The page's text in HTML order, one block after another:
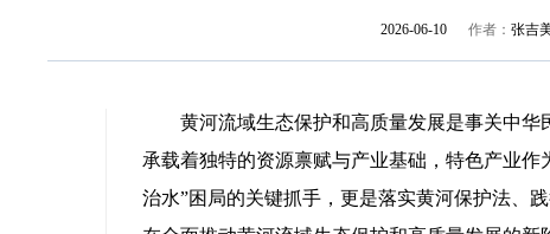
2026-06-10 作者： 张吉
黄河流域生态保护和高质量发展是事关中华
承载着独特的资源禀赋与产业基础，特色产业
治水”困局的关键抓手，更是落实黄河保护法、